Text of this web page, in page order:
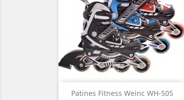
Patines Fitness Weinc WH-505
Vista rápida